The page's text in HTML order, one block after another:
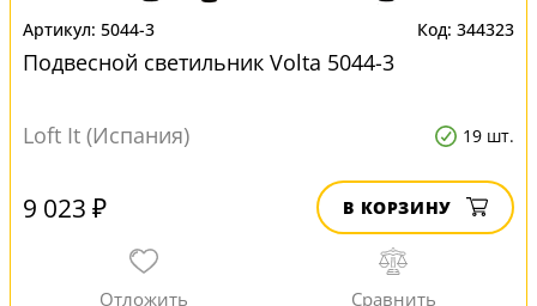
5044-3 344323
Подвесной светильник Volta 5044-3
Loft It (Испания) 19 шт.
9 023 ₽ В КОРЗИНУ